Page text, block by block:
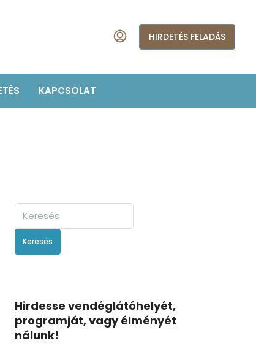
HIRDETÉS FELADÁS
KAPCSOLAT
Keresés
Hirdesse vendéglátóhelyét,
programját, vagy élményét
nálunk!